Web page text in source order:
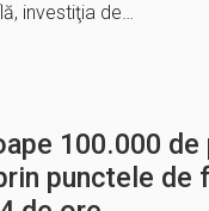
investiţia de…
100.000
punctele de